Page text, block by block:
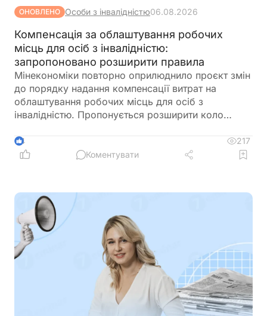
ОНОВЛЕНО Особи з інвалідністю06.08.2026
Компенсація за облаштування робочих
місць для осіб з інвалідністю:
запропоновано розширити правила
Мінекономіки повторно оприлюднило проєкт змін
до порядку надання компенсації витрат на
облаштування робочих місць для осіб з
інвалідністю. Пропонується розширити коло
ветеранів з інвалідністю, уточнити вимоги до
документів та умов оплати праці, а також
4
217
Коментувати